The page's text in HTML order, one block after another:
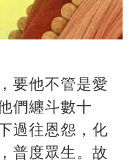
要他不管是愛
們纏斗數十
過往恩怨，化
普度眾生。故